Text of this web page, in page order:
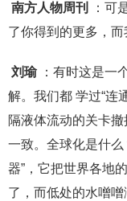
南方人物周刊
：可
了你得到的更多，
刘瑜
：有时这是一
解。我们都 学过“连
隔液体流动的关卡
一致。全球化是什
器”，它把世界各地
了，而低处的水噌